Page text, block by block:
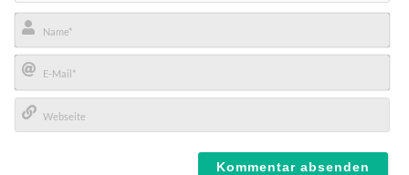
Name*
E-
Mail*